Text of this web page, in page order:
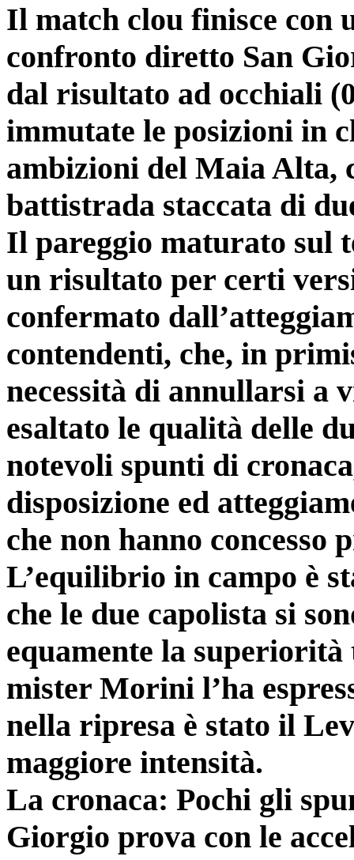
Il match clou finisce con
confronto diretto San
dal risultato ad occhiali
immutate le posizioni in
ambizioni del Maia Alta,
battistrada staccata di
Il pareggio maturato sul
un risultato per certi
confermato
contendenti, che, in
necessità di annullarsi a
esaltato le qualità delle
notevoli spunti di
disposizione ed
che non hanno concesso
L’equilibrio in campo è
che le due capolista si
equamente la
mister Morini l’ha
nella ripresa è stato il
maggiore intensità.
La cronaca: Pochi gli
Giorgio prova con le